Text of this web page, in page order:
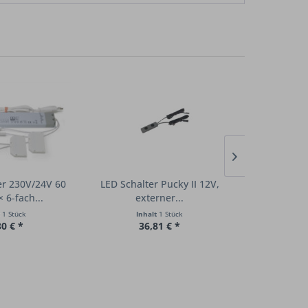
230V/24V 60
6-fach...
1 Stück
€ *
LED Schalter Pucky II 12V,
externer...
Inhalt 1 Stück
36,81 € *